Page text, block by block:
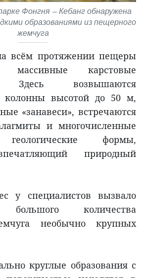
Фонгня — Кебанг обнаружена
образованиями из пещерного
жемчуга
всём протяжении пещеры
массивные карстовые
Здесь возвышаются
колонны высотой до 50 м,
«занавеси», встречаются
и многочисленные
формы,
природный
у специалистов вызвало
большого количества
необычно крупных
круглые образования с